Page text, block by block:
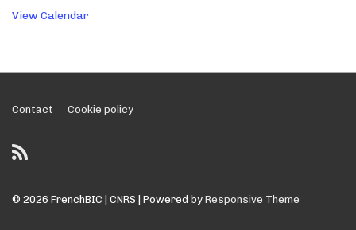
View Calendar
Footer
Menu
Contact Cookie policy
© 2026 FrenchBIC | CNRS | Powered by Responsive Theme